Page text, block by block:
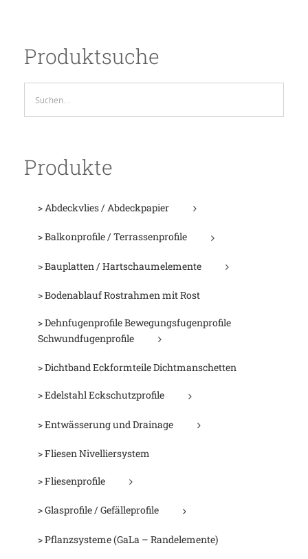
Produktsuche
Produkte
> Abdeckvlies / Abdeckpapier
> Balkonprofile / Terrassenprofile
> Bauplatten / Hartschaumelemente
> Bodenablauf Rostrahmen mit Rost
> Dehnfugenprofile Bewegungsfugenprofile
Schwundfugenprofile
> Dichtband Eckformteile Dichtmanschetten
> Edelstahl Eckschutzprofile
> Entwässerung und Drainage
> Fliesen Nivelliersystem
> Fliesenprofile
> Glasprofile / Gefälleprofile
> Pflanzsysteme (GaLa – Randelemente)